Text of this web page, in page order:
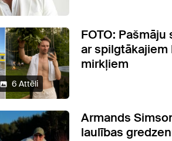
6 Attēli
FOTO:
ar spilgtākajiem
mirkļiem
Armands
laulības